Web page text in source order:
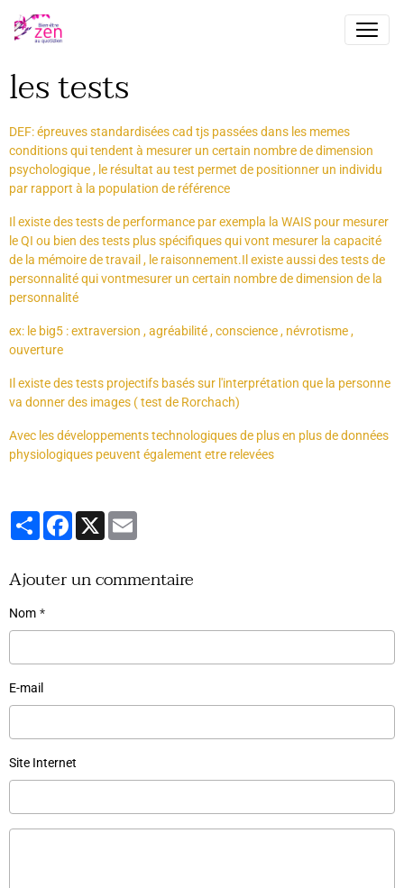
les tests
DEF: épreuves standardisées cad tjs passées dans les memes
conditions qui tendent à mesurer un certain nombre de dimension
psychologique , le résultat au test permet de positionner un individu
par rapport à la population de référence
Il existe des tests de performance par exempla la WAIS pour mesurer
le QI ou bien des tests plus spécifiques qui vont mesurer la capacité
de la mémoire de travail , le raisonnement.Il existe aussi des tests de
personnalité qui vontmesurer un certain nombre de dimension de la
personnalité
ex: le big5 : extraversion , agréabilité , conscience , névrotisme ,
ouverture
Il existe des tests projectifs basés sur l'interprétation que la personne
va donner des images ( test de Rorchach)
Avec les développements technologiques de plus en plus de données
physiologiques peuvent également etre relevées
PartagerFacebook
X
Ajouter un commentaire
Nom
E-mail
Site Internet